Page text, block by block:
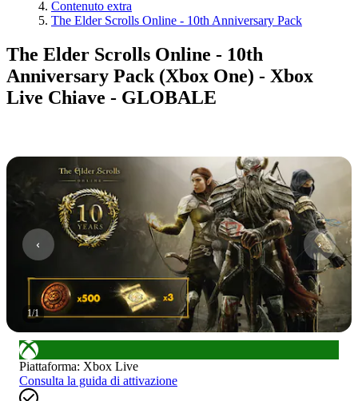
Contenuto extra
The Elder Scrolls Online - 10th Anniversary Pack
The Elder Scrolls Online - 10th
Anniversary Pack (Xbox One) - Xbox
Live Chiave - GLOBALE
1/1
Piattaforma: Xbox Live
Consulta la guida di attivazione